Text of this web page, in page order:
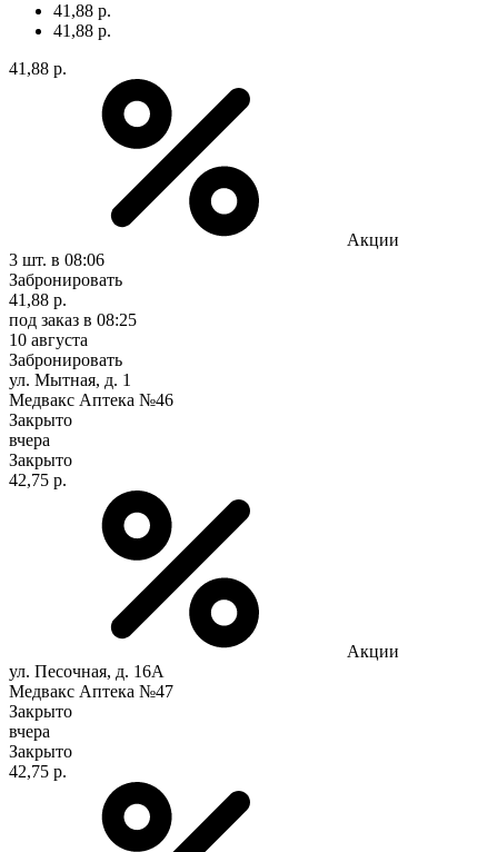
41,88 р.
41,88 р.
41,88 р.
Акции
3 шт. в 08:06
Забронировать
41,88 р.
под заказ в 08:25
10 августа
Забронировать
ул. Мытная, д. 1
Медвакс Аптека №46
Закрыто
вчера
Закрыто
42,75 р.
Акции
ул. Песочная, д. 16А
Медвакс Аптека №47
Закрыто
вчера
Закрыто
42,75 р.